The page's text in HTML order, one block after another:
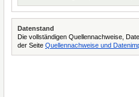
Datenstand
Die vollständigen Quellennachweise,
der Seite Quellennachweise und